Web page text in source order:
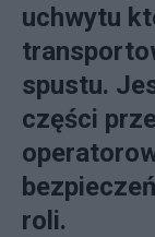
uchwytu
spustu.
części
roli.